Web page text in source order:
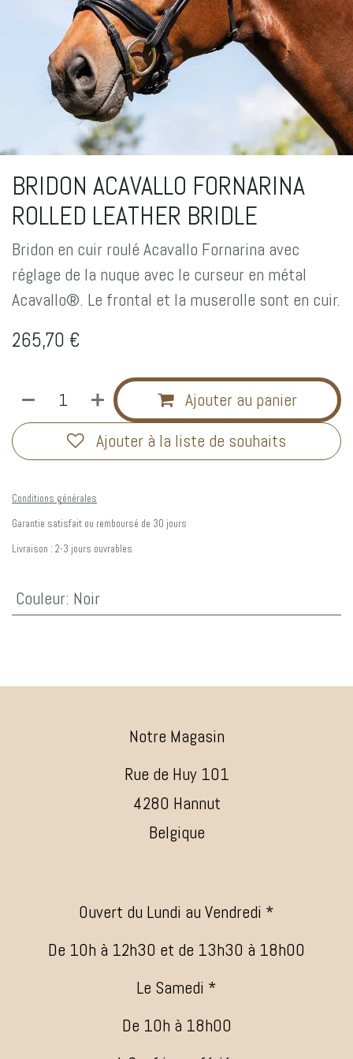
BRIDON ACAVALLO FORNARINA
ROLLED LEATHER BRIDLE
Bridon en cuir roulé Acavallo Fornarina avec
réglage de la nuque avec le curseur en métal
Acavallo®. Le frontal et la muserolle sont en cuir.
265,70 €
Ajouter au panier
Ajouter à la liste de souhaits
Conditions générales
Garantie satisfait ou remboursé de 30 jours
Livraison : 2-3 jours ouvrables
Couleur: Noir
Notre Magasin
Rue de Huy 101
4280 Hannut
Belgique
Ouvert du Lundi au Vendredi *
De 10h à 12h30 et de 13h30 à 18h00
Le Samedi *
De 10h à 18h00